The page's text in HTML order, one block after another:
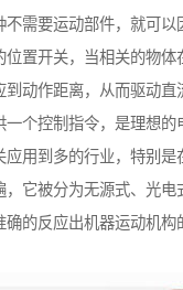
不需要运动部件，就可以
位置开关，当相关的物体
到动作距离，从而驱动直
一个控制指令，是理想的
应用到多的行业，特别是
，它被分为无源式、光电
确的反应出机器运动机构